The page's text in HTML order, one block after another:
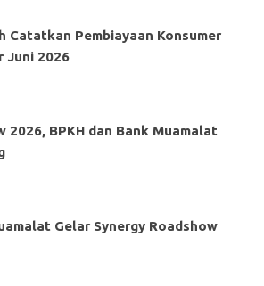
Catatkan Pembiayaan Konsumer
Juni 2026
2026, BPKH dan Bank Muamalat
Gelar Synergy Roadshow